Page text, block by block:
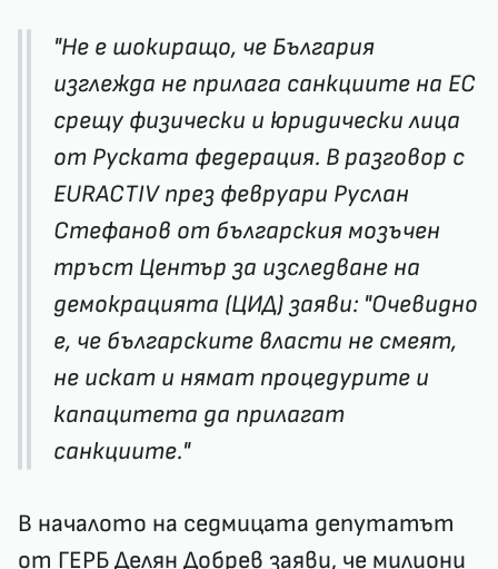
"Не е шокиращо, че България
изглежда не прилага санкциите на ЕС
срещу физически и юридически лица
от Руската федерация. В разговор с
EURACTIV през февруари Руслан
Стефанов от българския мозъчен
тръст Център за изследване на
демокрацията (ЦИД) заяви: "Очевидно
е, че българските власти не смеят,
не искат и нямат процедурите и
капацитета да прилагат
санкциите."
В началото на седмицата депутатът
от ГЕРБ Делян Добрев заяви, че милиони